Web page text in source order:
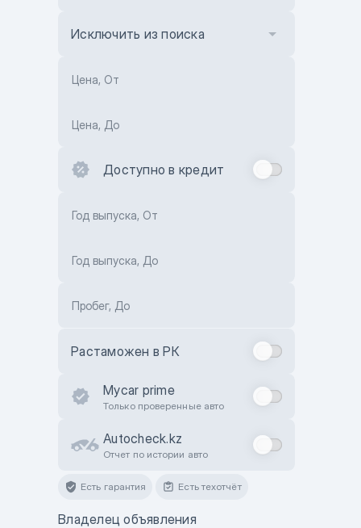
Исключить из поиска
Цена, От
Цена, До
Доступно в кредит
Год выпуска, От
Год выпуска, До
Пробег, До
Растаможен в РК
Mycar prime
Только проверенные авто
Autocheck.kz
Отчет по истории авто
Есть гарантия Есть техотчёт
Владелец объявления